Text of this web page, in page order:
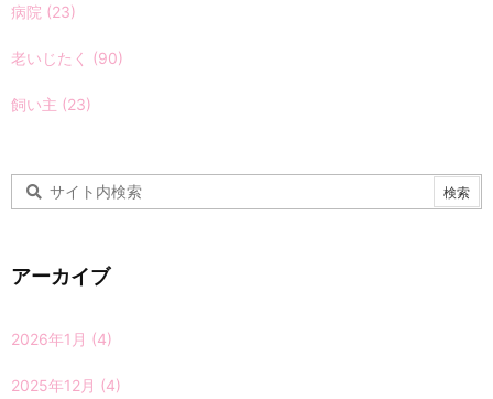
病院 (23)
老いじたく (90)
飼い主 (23)
アーカイブ
2026年1月 (4)
2025年12月 (4)